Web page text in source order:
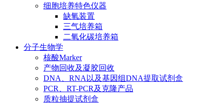
细胞培养特色仪器
缺氧装置
三气培养箱
二氧化碳培养箱
分子生物学
核酸Marker
产物回收及凝胶回收
DNA、RNA以及基因组DNA提取试剂盒
PCR、RT-PCR及克隆产品
质粒抽提试剂盒